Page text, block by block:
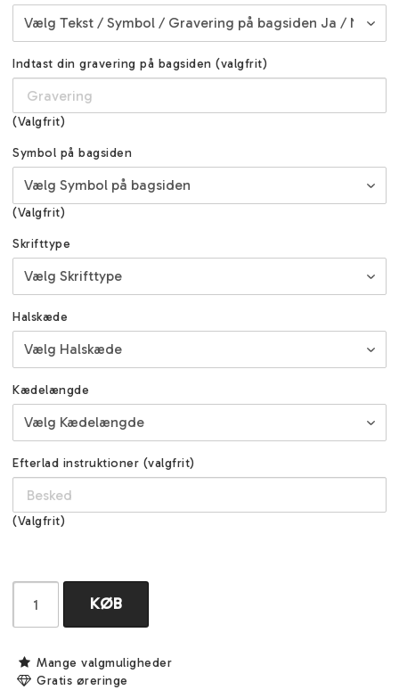
Indtast din gravering på bagsiden (valgfrit)
(Valgfrit)
Symbol på bagsiden
(Valgfrit)
Skrifttype
Halskæde
Kædelængde
Efterlad instruktioner (valgfrit)
(Valgfrit)
KØB
Mange valgmuligheder
Gratis øreringe